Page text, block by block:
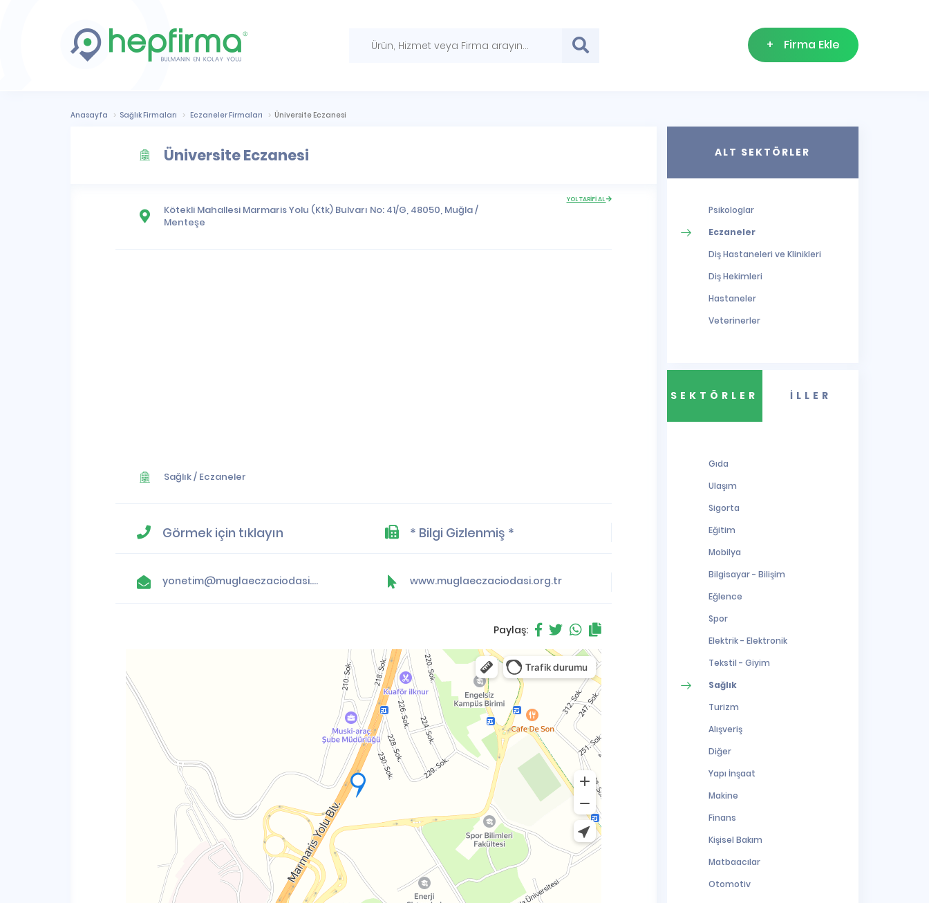
+ Firma Ekle
Anasayfa Sağlık Firmaları Eczaneler Firmaları Üniversite Eczanesi
Üniversite Eczanesi
Kötekli Mahallesi Marmaris Yolu (Ktk) Bulvarı No: 41/G, 48050, Muğla/
Menteşe
YOL TARİFİ AL
Sağlık/ Eczaneler
Görmek için tıklayın * Bilgi Gizlenmiş *
yonetim@muglaeczaciodasi.org.tr www.muglaeczaciodasi.org.tr
Paylaş:
ALT SEKTÖRLER
Psikologlar
Eczaneler
Diş Hastaneleri ve Klinikleri
Diş Hekimleri
Hastaneler
Veterinerler
SEKTÖRLER İLLER
Gıda
Ulaşım
Sigorta
Eğitim
Mobilya
Bilgisayar - Bilişim
Eğlence
Spor
Elektrik - Elektronik
Tekstil - Giyim
Sağlık
Turizm
Alışveriş
Diğer
Yapı İnşaat
Makine
Finans
Kişisel Bakım
Matbaacılar
Otomotiv